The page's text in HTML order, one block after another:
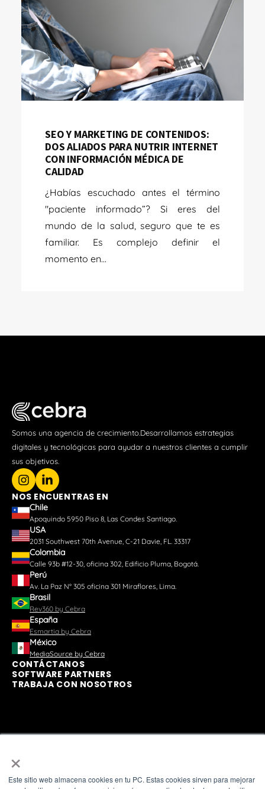
Este sitio web almacena cookies en tu PC. Estas cookies sirven para mejorar
nuestro sitio web y ofrecer servicios más personalizados, tanto en este sitio
SEO Y MARKETING DE CONTENIDOS:
DOS ALIADOS PARA NUTRIR INTERNET
CON INFORMACIÓN MÉDICA DE
CALIDAD
¿Habías escuchado antes el término
"paciente informado”? Si eres del
mundo de la salud, seguro que te es
familiar. Es complejo definir el
momento en...
Somos una agencia de crecimiento.Desarrollamos estrategias
digitales y tecnológicas para ayudar a nuestros clientes a cumplir
sus objetivos.
NOS ENCUENTRAS EN
Chile
Apoquindo 5950 Piso 8, Las Condes Santiago.
USA
2031 Southwest 70th Avenue, C-21 Davie, FL. 33317
Colombia
Calle 93b #12-30, oficina 302, Edificio Pluma, Bogotá.
Perú
Av. La Paz N° 305 oficina 301 Miraflores, Lima.
Brasil
Rev360 by Cebra
España
Esmartia by Cebra
México
MediaSource by Cebra
CONTÁCTANOS
SOFTWARE PARTNERS
TRABAJA CON NOSOTROS
ASOCIACIONES